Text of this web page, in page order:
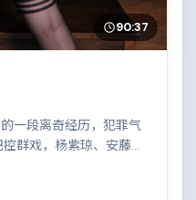
90:37
一段离奇经历，犯罪气
群戏，杨紫琼、安藤
人物关系，家族恩怨与